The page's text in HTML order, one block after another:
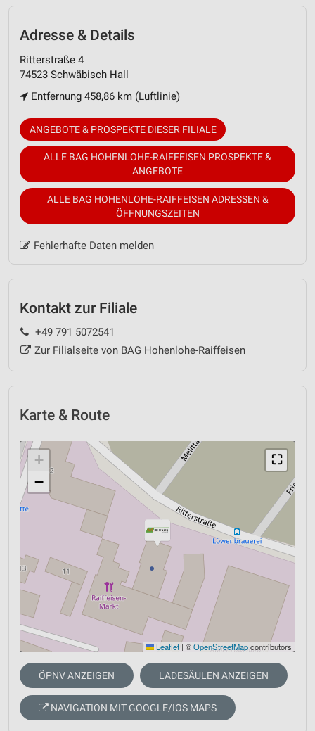
Adresse & Details
Ritterstraße 4
74523 Schwäbisch Hall
Entfernung 458,86 km (Luftlinie)
ANGEBOTE & PROSPEKTE DIESER FILIALE
ALLE BAG HOHENLOHE-RAIFFEISEN PROSPEKTE &
ANGEBOTE
ALLE BAG HOHENLOHE-RAIFFEISEN ADRESSEN &
ÖFFNUNGSZEITEN
Fehlerhafte Daten melden
Kontakt zur Filiale
+49 791 5072541
Zur Filialseite von BAG Hohenlohe-Raiffeisen
Karte & Route
⛶
+
−
Leaflet | ©OpenStreetMapcontributors
ÖPNV ANZEIGEN LADESÄULEN ANZEIGEN
NAVIGATION MIT GOOGLE/IOS MAPS